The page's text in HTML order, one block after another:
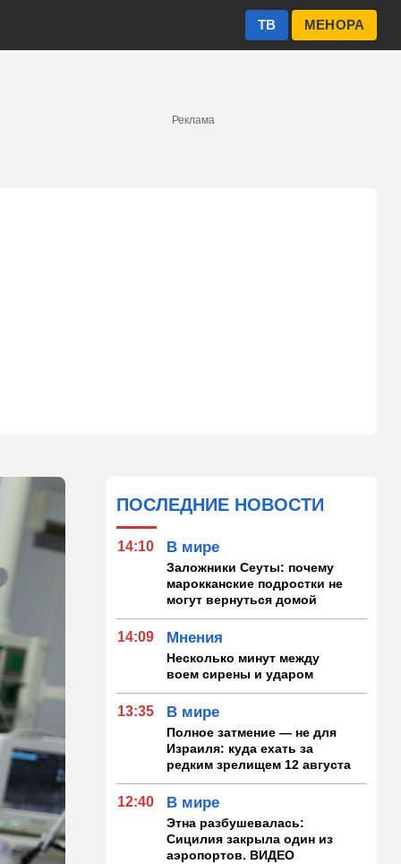
МЕНОРА
ТВ
Реклама
ПОСЛЕДНИЕ НОВОСТИ
14:10 В мире
Заложники Сеуты: почему
марокканские подростки не
могут вернуться домой
14:09 Мнения
Несколько минут между
воем сирены и ударом
13:35 В мире
Полное затмение — не для
Израиля: куда ехать за
редким зрелищем 12 августа
12:40 В мире
Этна разбушевалась:
Сицилия закрыла один из
аэропортов. ВИДЕО